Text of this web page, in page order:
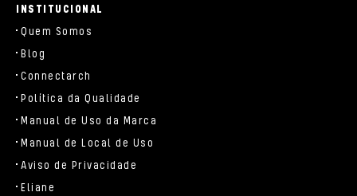
INSTITUCIONAL
Quem Somos
Blog
Connectarch
Política da Qualidade
Manual de Uso da Marca
Manual de Local de Uso
Aviso de Privacidade
Eliane